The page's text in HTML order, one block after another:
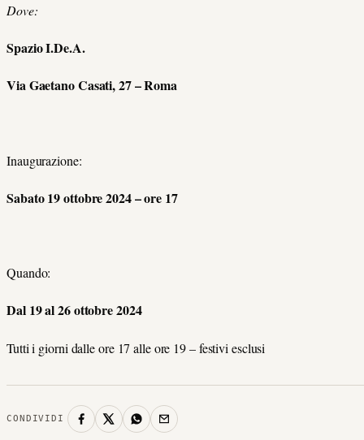
Dove:
Spazio I.De.A.
Via Gaetano Casati, 27 – Roma
Inaugurazione:
Sabato 19 ottobre 2024 – ore 17
Quando:
Dal 19 al 26 ottobre 2024
Tutti i giorni dalle ore 17 alle ore 19 – festivi esclusi
CONDIVIDI